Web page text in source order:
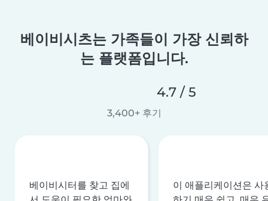
베이비시츠는 가족들이 가장 신뢰하
는 플랫폼입니다.
4.7 / 5
3,400+ 후기
베이비시터를 찾고 집에
이 애플리케이션은 사